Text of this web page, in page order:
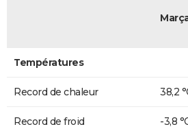
Températures
Record de chaleur 38,2
Record de froid -3,8